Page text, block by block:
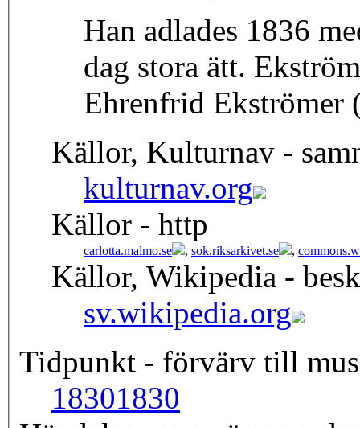
Han adlades 1836
dag stora ätt.
Ehrenfrid Ekströmer
Källor, Kulturnav -
kulturnav.org
Källor - http
carlotta.malmo.se , sok.riksarkivet.se ,
Källor, Wikipedia -
sv.wikipedia.org
Tidpunkt - förvärv till
18301830